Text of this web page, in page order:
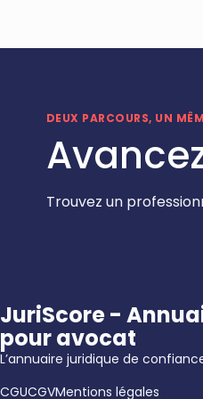
DEUX PARCOURS, UN
Trouvez un
JuriScore -
pour avocat
L’annuaire juridique de
CGUCGVMentions légales